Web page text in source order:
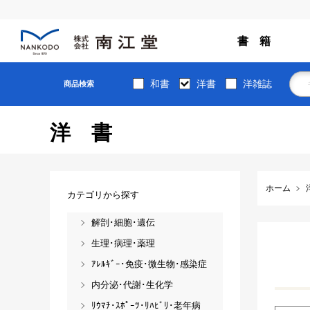
書 籍
商品検索 和書 洋書 洋雑誌
洋書
ホーム
カテゴリから探す
解剖･細胞･遺伝
生理･病理･薬理
ｱﾚﾙｷﾞｰ･免疫･微生物･感染症
内分泌･代謝･生化学
ﾘｳﾏﾁ･ｽﾎﾟｰﾂ･ﾘﾊﾋﾞﾘ･老年病